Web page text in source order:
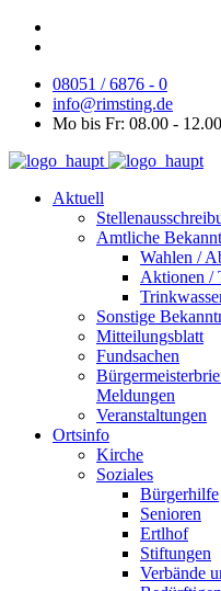
08051 / 6876 - 0
info@rimsting.de
Mo bis Fr: 08.00 -
Aktuell
Amtliche
Wahlen /
Aktionen /
Sonstige
Mitteilungsblatt
Fundsachen
Meldungen
Veranstaltungen
Ortsinfo
Kirche
Soziales
Bürgerhilfe
Senioren
Ertlhof
Stiftungen
Verbände